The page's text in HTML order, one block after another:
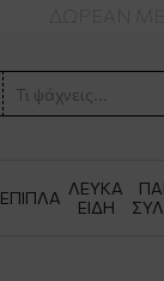
ΔΩΡΕΑΝ
ΕΠΙΠΛΑ ΛΕΥΚΑ
ΕΙΔΗ